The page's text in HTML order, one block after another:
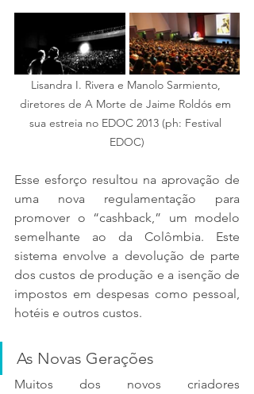
Lisandra I. Rivera e Manolo Sarmiento,
diretores de A Morte de Jaime Roldós em
sua estreia no EDOC 2013 (ph: Festival
EDOC)
Esse esforço resultou na aprovação de
uma nova regulamentação para
promover o “cashback,” um modelo
semelhante ao da Colômbia. Este
sistema envolve a devolução de parte
dos custos de produção e a isenção de
impostos em despesas como pessoal,
hotéis e outros custos.
As Novas Gerações
Muitos dos novos criadores